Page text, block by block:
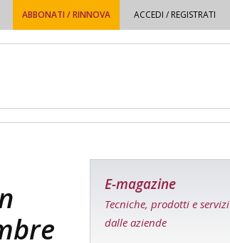
ABBONATI / RINNOVA ACCEDI / REGISTRATI
E-magazine
Tecniche, prodotti e servizi
dalle aziende